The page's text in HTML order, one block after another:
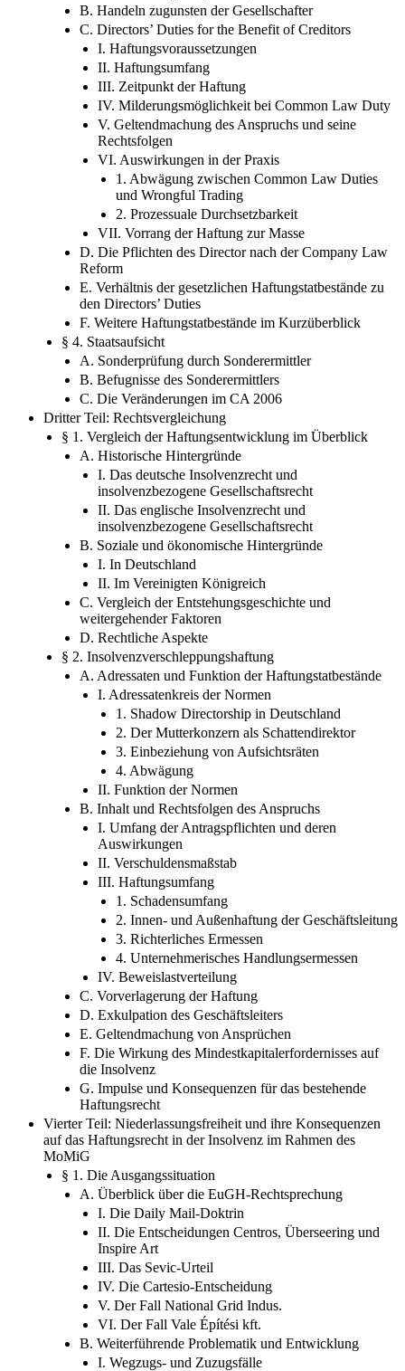
B. Handeln zugunsten der Gesellschafter
C. Directors’ Duties for the Benefit of Creditors
I. Haftungsvoraussetzungen
II. Haftungsumfang
III. Zeitpunkt der Haftung
IV. Milderungsmöglichkeit bei Common Law Duty
V. Geltendmachung des Anspruchs und seine
Rechtsfolgen
VI. Auswirkungen in der Praxis
1. Abwägung zwischen Common Law Duties
und Wrongful Trading
2. Prozessuale Durchsetzbarkeit
VII. Vorrang der Haftung zur Masse
D. Die Pflichten des Director nach der Company Law
Reform
E. Verhältnis der gesetzlichen Haftungstatbestände zu
den Directors’ Duties
F. Weitere Haftungstatbestände im Kurzüberblick
§ 4. Staatsaufsicht
A. Sonderprüfung durch Sonderermittler
B. Befugnisse des Sonderermittlers
C. Die Veränderungen im CA 2006
Dritter Teil: Rechtsvergleichung
§ 1. Vergleich der Haftungsentwicklung im Überblick
A. Historische Hintergründe
I. Das deutsche Insolvenzrecht und
insolvenzbezogene Gesellschaftsrecht
II. Das englische Insolvenzrecht und
insolvenzbezogene Gesellschaftsrecht
B. Soziale und ökonomische Hintergründe
I. In Deutschland
II. Im Vereinigten Königreich
C. Vergleich der Entstehungsgeschichte und
weitergehender Faktoren
D. Rechtliche Aspekte
§ 2. Insolvenzverschleppungshaftung
A. Adressaten und Funktion der Haftungstatbestände
I. Adressatenkreis der Normen
1. Shadow Directorship in Deutschland
2. Der Mutterkonzern als Schattendirektor
3. Einbeziehung von Aufsichtsräten
4. Abwägung
II. Funktion der Normen
B. Inhalt und Rechtsfolgen des Anspruchs
I. Umfang der Antragspflichten und deren
Auswirkungen
II. Verschuldensmaßstab
III. Haftungsumfang
1. Schadensumfang
2. Innen- und Außenhaftung der Geschäftsleitung
3. Richterliches Ermessen
4. Unternehmerisches Handlungsermessen
IV. Beweislastverteilung
C. Vorverlagerung der Haftung
D. Exkulpation des Geschäftsleiters
E. Geltendmachung von Ansprüchen
F. Die Wirkung des Mindestkapitalerfordernisses auf
die Insolvenz
G. Impulse und Konsequenzen für das bestehende
Haftungsrecht
Vierter Teil: Niederlassungsfreiheit und ihre Konsequenzen
auf das Haftungsrecht in der Insolvenz im Rahmen des
MoMiG
§ 1. Die Ausgangssituation
A. Überblick über die EuGH-Rechtsprechung
I. Die Daily Mail-Doktrin
II. Die Entscheidungen Centros, Überseering und
Inspire Art
III. Das Sevic-Urteil
IV. Die Cartesio-Entscheidung
V. Der Fall National Grid Indus.
VI. Der Fall Vale Építési kft.
B. Weiterführende Problematik und Entwicklung
I. Wegzugs- und Zuzugsfälle